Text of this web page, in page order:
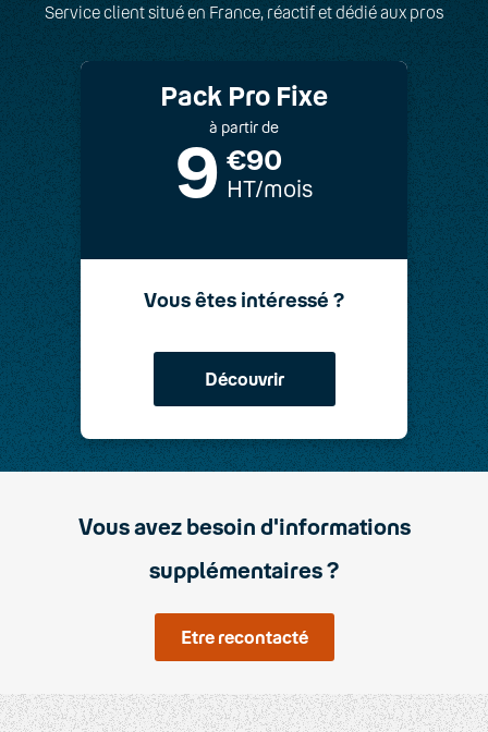
Service client situé en France, réactif et dédié aux pros
Pack Pro Fixe
à partir de
9 €90
HT/mois
Vous êtes intéressé ?
Découvrir
Vous avez besoin d'informations
supplémentaires ?
Etre recontacté